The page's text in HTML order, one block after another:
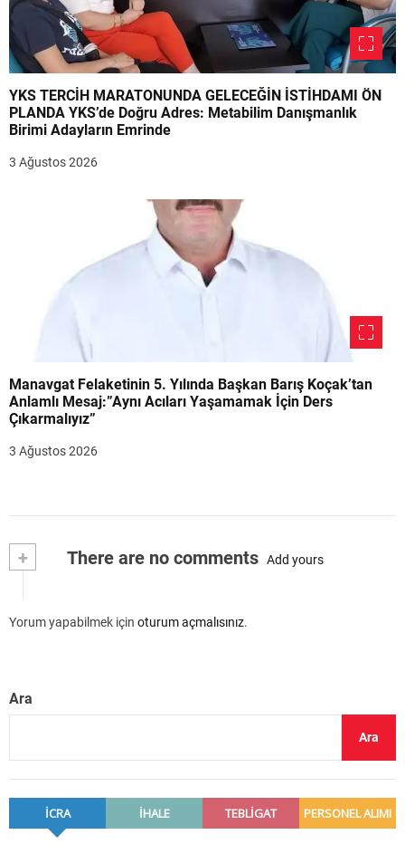
YKS TERCİH MARATONUNDA GELECEĞİN İSTİHDAMI ÖN
PLANDA YKS’de Doğru Adres: Metabilim Danışmanlık
Birimi Adayların Emrinde
3 Ağustos 2026
Manavgat Felaketinin 5. Yılında Başkan Barış Koçak’tan
Anlamlı Mesaj:”Aynı Acıları Yaşamamak İçin Ders
Çıkarmalıyız”
3 Ağustos 2026
+ There are no comments Add yours
Yorum yapabilmek için oturum açmalısınız.
Ara
Ara